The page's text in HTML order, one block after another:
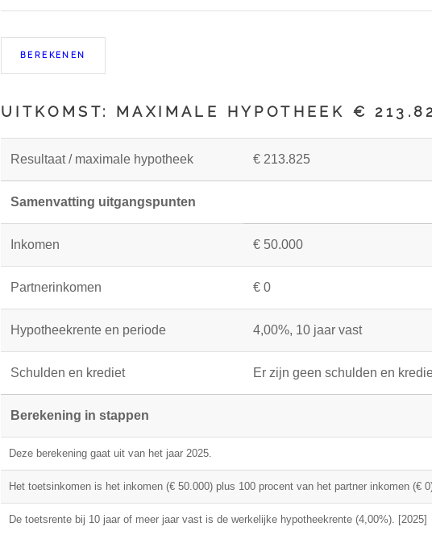
UITKOMST: MAXIMALE HYPOTHEEK €
Resultaat / maximale hypotheek € 213.825
Samenvatting uitgangspunten
Inkomen € 50.000
Partnerinkomen € 0
Hypotheekrente en periode 4,00%, 10 jaar vast
Schulden en krediet Er zijn geen schulden en
Berekening in stappen
Deze berekening gaat uit van het jaar 2025.
Het toetsinkomen is het inkomen (€ 50.000) plus 100 procent van het partner inkomen (€
De toetsrente bij 10 jaar of meer jaar vast is de werkelijke hypotheekrente (4,00%). [2025]